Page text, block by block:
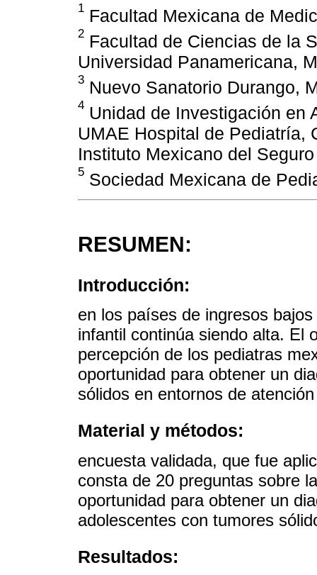
1 Facultad Mexicana de
2 Facultad de Ciencias de la
Universidad Panamericana,
3 Nuevo Sanatorio Durango,
4 Unidad de Investigación en
UMAE Hospital de Pediatría,
Instituto Mexicano del
5 Sociedad Mexicana de
RESUMEN:
Introducción:
en los países de ingresos
infantil continúa siendo alta. El
percepción de los pediatras
oportunidad para obtener un
sólidos en entornos de
Material y métodos:
encuesta validada, que fue
consta de 20 preguntas sobre
oportunidad para obtener un
adolescentes con tumores
Resultados: